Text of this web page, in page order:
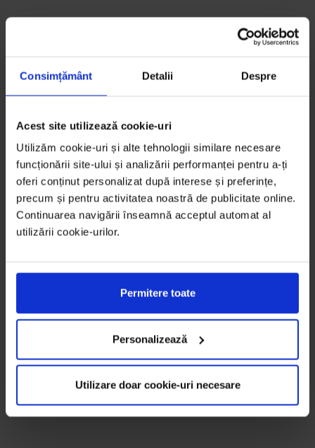
Consimțământ Detalii Despre
Acest site utilizează cookie-uri
Utilizăm cookie-uri și alte tehnologii similare necesare
funcționării site-ului și analizării performanței pentru a-ți
oferi conținut personalizat după interese și preferințe,
precum și pentru activitatea noastră de publicitate online.
Continuarea navigării înseamnă acceptul automat al
utilizării cookie-urilor.
Permitere toate
Personalizează
Utilizare doar cookie-uri necesare